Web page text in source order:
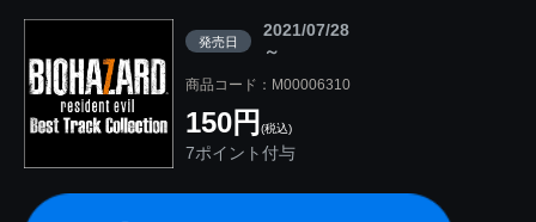
発売日
2021/07/28
～
商品コード：M00006310
150円 (税込)
7ポイント付与